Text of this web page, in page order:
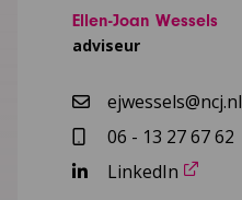
Ellen-Joan Wessels
adviseur
ejwessels@ncj.nl
06 - 13 27 67 62
LinkedIn